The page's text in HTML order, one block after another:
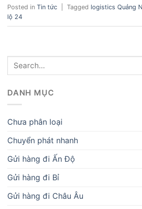
Posted in Tin tức Tagged logistics Quảng
lộ 24
DANH MỤC
Chưa phân loại
Chuyển phát nhanh
Gửi hàng đi Ấn Độ
Gửi hàng đi Bỉ
Gửi hàng đi Châu Âu